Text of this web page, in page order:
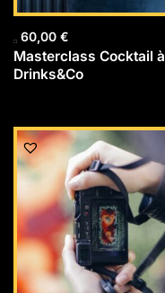
60,00 €
Masterclass Cocktail à
Drinks&Co